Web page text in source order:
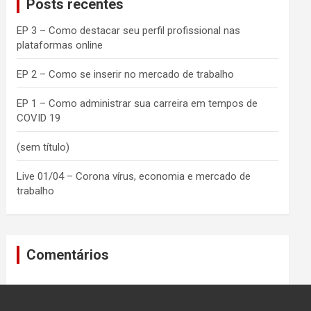
Posts recentes
EP 3 – Como destacar seu perfil profissional nas
plataformas online
EP 2 – Como se inserir no mercado de trabalho
EP 1 – Como administrar sua carreira em tempos de
COVID 19
(sem título)
Live 01/04 – Corona vírus, economia e mercado de
trabalho
Comentários